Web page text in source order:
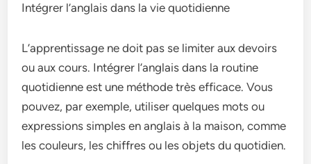
Intégrer l’anglais dans la vie quotidienne
L’apprentissage ne doit pas se limiter aux devoirs
ou aux cours. Intégrer l’anglais dans la routine
quotidienne est une méthode très efficace. Vous
pouvez, par exemple, utiliser quelques mots ou
expressions simples en anglais à la maison, comme
les couleurs, les chiffres ou les objets du quotidien.